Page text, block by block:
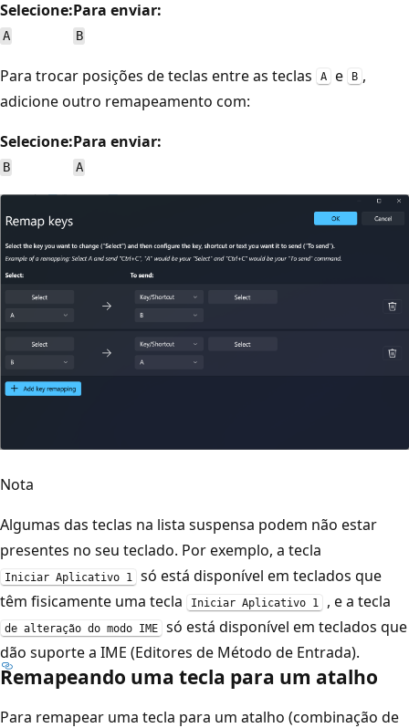
Selecione:Para enviar:
A B
Para trocar posições de teclas entre as teclas A e B ,
adicione outro remapeamento com:
Selecione:Para enviar:
B A
Nota
Algumas das teclas na lista suspensa podem não estar
presentes no seu teclado. Por exemplo, a tecla
Iniciar Aplicativo 1
só está disponível em teclados que
têm fisicamente uma tecla
Iniciar Aplicativo 1 , e a tecla
de alteração do modo IME
só está disponível em teclados que
dão suporte a IME (Editores de Método de Entrada).
Remapeando uma tecla para um atalho
Para remapear uma tecla para um atalho (combinação de